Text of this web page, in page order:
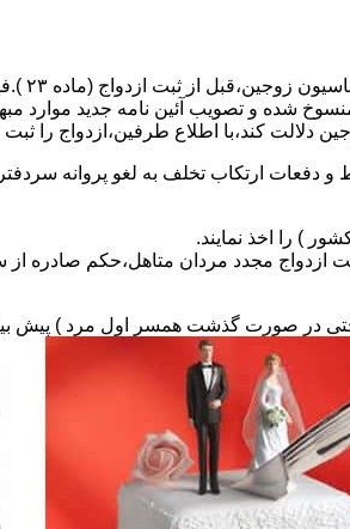
مطالبه و اخذ
شده و تصویب آئین نامه جدید موارد
دلالت کند،با اطلاع طرفین،ازدواج را ثبت
و دفعات ارتکاب تخلف به لغو پروانه
فی السابق مکلفند قبل از ثبت ازدواج مجدد مردان متاهل،حکم
(حتی در صورت گذشت همسر اول مرد ) پیش